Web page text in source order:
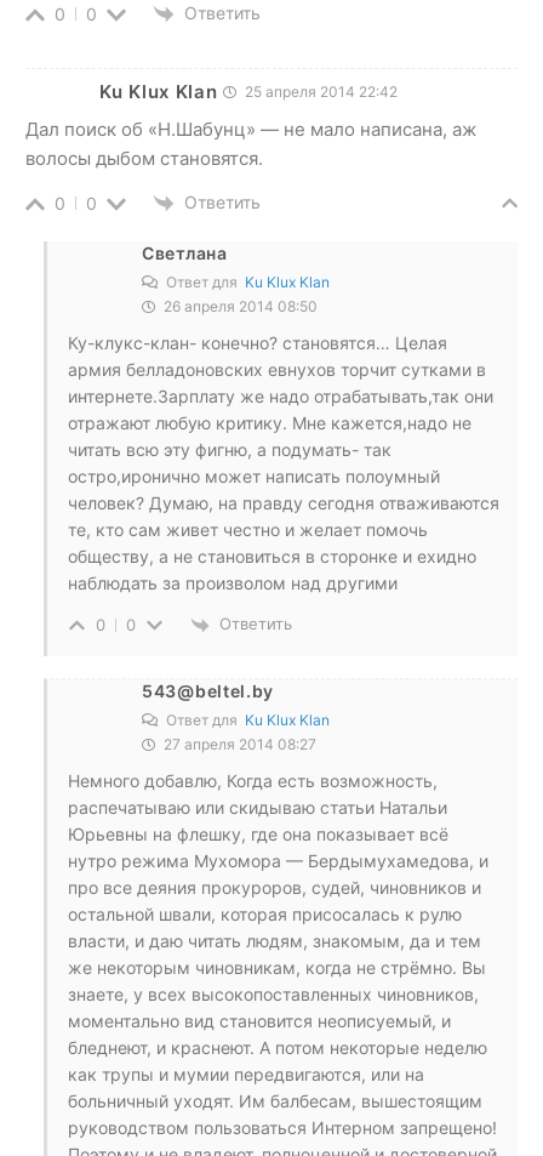
0 0 Ответить
Ku Klux Klan 25 апреля 2014 22:42
Дал поиск об «Н.Шабунц» — не мало написана, аж
волосы дыбом становятся.
0 0 Ответить
Светлана
Ответ для Ku Klux Klan
26 апреля 2014 08:50
Ку-клукс-клан- конечно? становятся… Целая
армия белладоновских евнухов торчит сутками в
интернете.Зарплату же надо отрабатывать,так они
отражают любую критику. Мне кажется,надо не
читать всю эту фигню, а подумать- так
остро,иронично может написать полоумный
человек? Думаю, на правду сегодня отваживаются
те, кто сам живет честно и желает помочь
обществу, а не становиться в сторонке и ехидно
наблюдать за произволом над другими
0 0 Ответить
543@beltel.by
Ответ для Ku Klux Klan
27 апреля 2014 08:27
Немного добавлю, Когда есть возможность,
распечатываю или скидываю статьи Натальи
Юрьевны на флешку, где она показывает всё
нутро режима Мухомора — Бердымухамедова, и
про все деяния прокуроров, судей, чиновников и
остальной швали, которая присосалась к рулю
власти, и даю читать людям, знакомым, да и тем
же некоторым чиновникам, когда не стрёмно. Вы
знаете, у всех высокопоставленных чиновников,
моментально вид становится неописуемый, и
бледнеют, и краснеют. А потом некоторые неделю
как трупы и мумии передвигаются, или на
больничный уходят. Им балбесам, вышестоящим
руководством пользоваться Интерном запрещено!